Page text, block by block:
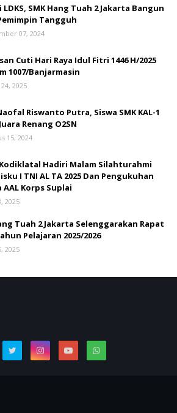
SMK Hang Tuah 2 Jakarta Bangun
Tangguh
07, 2024
Cuti Hari Raya Idul Fitri 1446 H/2025
1007/Banjarmasin
2025
Riswanto Putra, Siswa SMK KAL-1
Renang O2SN
15, 2024
Hadiri Malam Silahturahmi
I TNI AL TA 2025 Dan Pengukuhan
AAL Korps Suplai
2025
Tuah 2 Jakarta Selenggarakan Rapat
Pelajaran 2025/2026
2025